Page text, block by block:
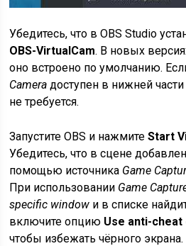
Убедитесь, что в OBS Studio
OBS-VirtualCam. В новых
оно встроено по умолчанию.
Camera доступен в нижней части
не требуется.
Запустите OBS и нажмитеStart
Убедитесь, что в сцене
помощью источника Game
При использовании Game
specific window и в списке
включите опцию Use anti-
чтобы избежать чёрного экрана.